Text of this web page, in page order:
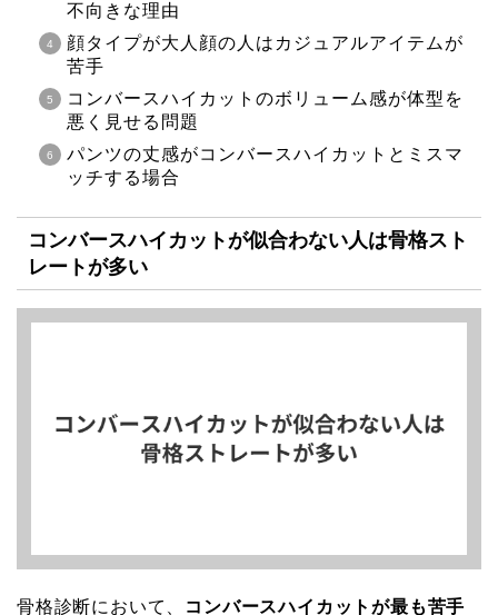
不向きな理由
顔タイプが大人顔の人はカジュアルアイテムが
苦手
コンバースハイカットのボリューム感が体型を
悪く見せる問題
パンツの丈感がコンバースハイカットとミスマ
ッチする場合
コンバースハイカットが似合わない人は骨格スト
レートが多い
骨格診断において、 コンバースハイカットが最も苦手